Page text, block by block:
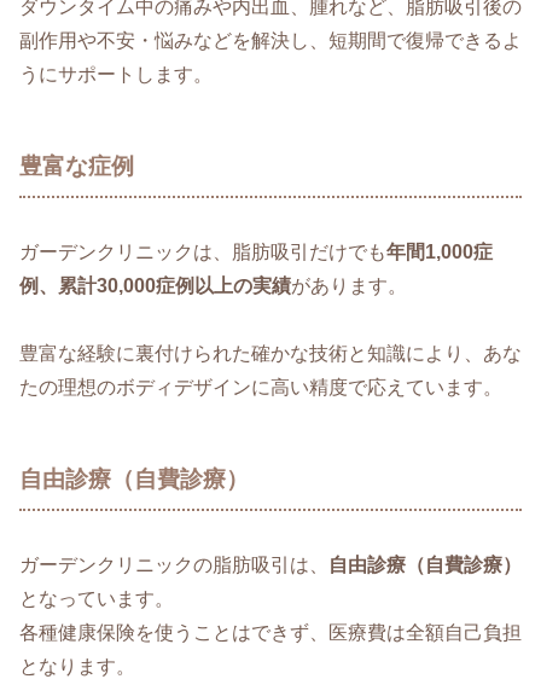
ダウンタイム中の痛みや内出血、腫れなど、脂肪吸引後の
副作用や不安・悩みなどを解決し、短期間で復帰できるよ
うにサポートします。
豊富な症例
ガーデンクリニックは、脂肪吸引だけでも年間1,000症
例、累計30,000症例以上の実績があります。
豊富な経験に裏付けられた確かな技術と知識により、あな
たの理想のボディデザインに高い精度で応えています。
自由診療（自費診療）
ガーデンクリニックの脂肪吸引は、
自由診療（自費診療）
となっています。
各種健康保険を使うことはできず、医療費は全額自己負担
となります。